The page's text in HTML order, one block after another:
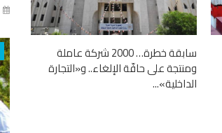
سابقة خطرة… 2000 شركة عاملة
ومنتجة على حافّة الإلغاء.. و«التجارة
الداخلية»...